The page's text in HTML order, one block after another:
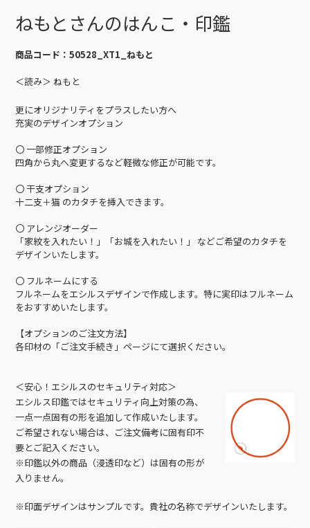
ねもとさんのはんこ・印鑑
商品コード：50528_XT1_ねもと
＜読み＞ ねもと
更にオリジナリティをプラスしたい方へ
充実のデザインオプション
〇 一部修正オプション
四角から丸へ変更するなど軽微な修正が可能です。
〇 干支オプション
十二支＋猫 のカタチを挿入できます。
〇 アレンジオーダー
「家紋を入れたい！」「お城を入れたい！」 などご希望のカタチを
デザインいたします。
〇 フルネームにする
フルネームをエシルスデザインで作成します。特に実印はフルネーム
をおすすめいたします。
【オプションのご注文方法】
各印材の「ご注文手続き」ページにて選択ください。
＜安心！エシルスのセキュリティ対応＞
エシルス印鑑ではセキュリティ向上対策の為、
一点一点固有の形を追加して作成いたします。
ご希望されない場合は、ご注文備考に固有印不
要とご記入ください。
※印鑑以外の商品（浸透印など）は固有の形が
入りません。
※印面デザインはサンプルです。貴社の名称でデザインいたします。